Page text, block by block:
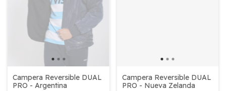
Campera Reversible DUAL
PRO - Argentina
Campera Reversible DUAL
PRO - Nueva Zelanda